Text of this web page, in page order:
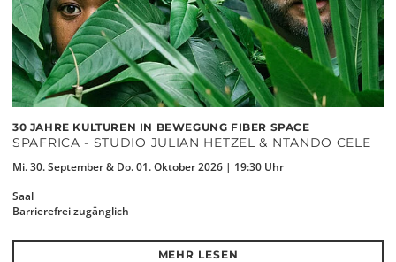
30 JAHRE KULTUREN IN BEWEGUNG FIBER SPACE
SPAFRICA - STUDIO JULIAN HETZEL & NTANDO CELE
Mi. 30. September & Do. 01. Oktober 2026 | 19:30 Uhr
Saal
Barrierefrei zugänglich
MEHR LESEN